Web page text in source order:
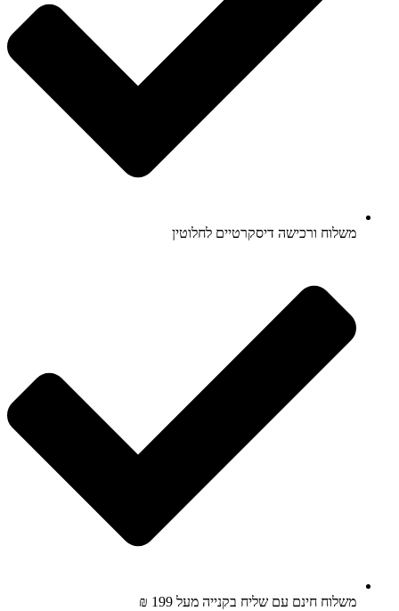
משלוח ורכישה דיסקרטיים לחלוטין
משלוח חינם עם שליח בקנייה מעל 199 ₪